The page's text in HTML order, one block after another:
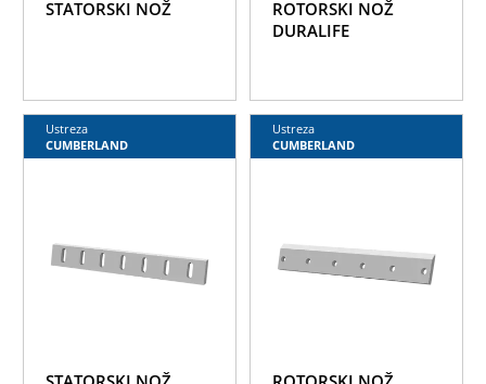
STATORSKI NOŽ
ROTORSKI NOŽ
DURALIFE
Ustreza
CUMBERLAND
Ustreza
CUMBERLAND